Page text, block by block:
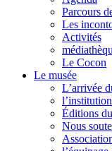
Parcours
Les
Activités
Le Cocon
Le musée
L’arrivée
l’institution
Éditions
Nous